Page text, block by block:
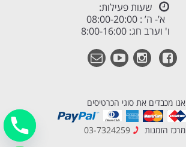
שעות פעילות:
א’- ה’ : 08:00-20:00
ו' וערב חג: 8:00-16:00
אנו מכבדים את סוגי הכרטיסים
מרכז הזמנות 03-7324259